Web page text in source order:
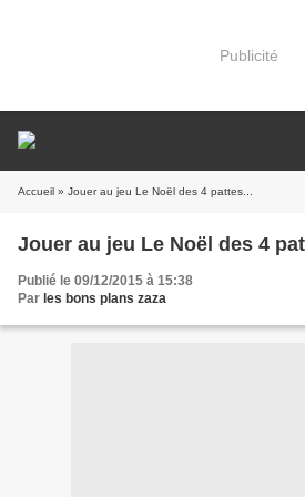
Publicité
Accueil » Jouer au jeu Le Noël des 4 pattes...
Jouer au jeu Le Noël des 4
Publié le 09/12/2015 à 15:38
Par les bons plans zaza